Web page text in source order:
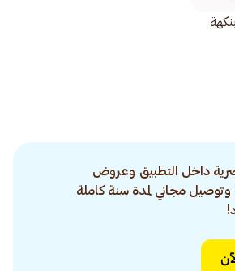
بنكهة
داخل التطبيق وعروض
مجاني لمدة سنة كاملة